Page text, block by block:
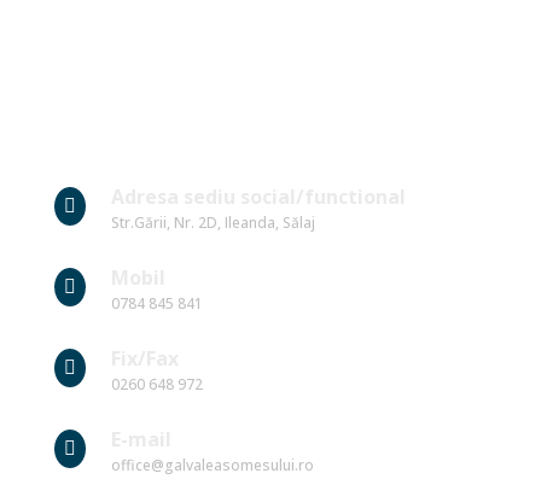

Str.Gării, Nr. 2D, Ileanda, Sălaj

0784 845 841

0260 648 972

office@galvaleasomesului.ro